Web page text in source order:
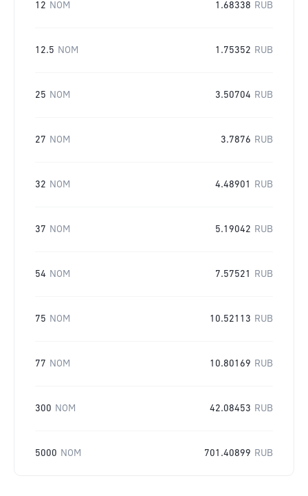
12 NOM 1.68338 RUB
12.5 NOM 1.75352 RUB
25 NOM 3.50704 RUB
27 NOM 3.7876 RUB
32 NOM 4.48901 RUB
37 NOM 5.19042 RUB
54 NOM 7.57521 RUB
75 NOM 10.52113 RUB
77 NOM 10.80169 RUB
300 NOM 42.08453 RUB
5000 NOM 701.40899 RUB